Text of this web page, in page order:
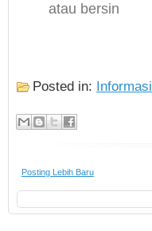
atau bersin
Posted in: Informasi
Posting Lebih Baru